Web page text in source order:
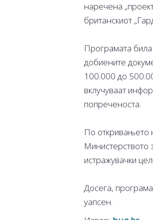
наречена
британскиот
Програмата
добиените
100.000 до
вклучуваат
попреченоста.
По откривањето
Министерството
истражувачки
Досега,
уапсен.